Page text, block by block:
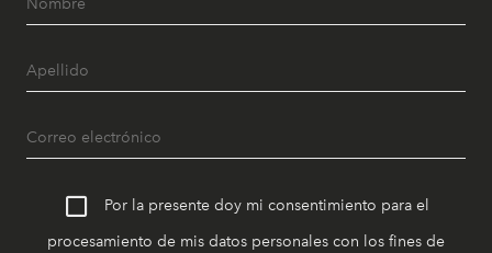
Por la presente doy mi consentimiento para el
procesamiento de mis datos personales con los fines de